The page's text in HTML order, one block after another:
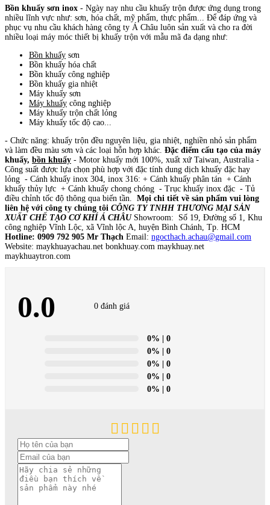
Bồn khuấy sơn inox - Ngày nay nhu cầu khuấy trộn được ứng dụng trong
nhiều lĩnh vực như: sơn, hóa chất, mỹ phẩm, thực phẩm... Để đáp ứng và
phục vụ nhu cầu khách hàng công ty Á Châu luôn sản xuất và cho ra đời
nhiều loại máy móc thiết bị khuấy trộn với mẫu mã đa dạng như:
Bồn khuấy sơn
Bồn khuấy hóa chất
Bồn khuấy công nghiệp
Bồn khuấy gia nhiệt
Máy khuấy sơn
Máy khuấy công nghiệp
Máy khuấy trộn chất lỏng
Máy khuấy tốc độ cao...
- Chức năng: khuấy trộn đều nguyên liệu, gia nhiệt, nghiền nhỏ sản phẩm
và làm đều màu sơn và các loại hỗn hợp khác. Đặc điểm cấu tạo của máy
khuấy, bồn khuấy - Motor khuấy mới 100%, xuất xứ Taiwan, Australia -
Công suất được lựa chọn phù hợp với đặc tính dung dịch khuấy đặc hay
lỏng - Cánh khuấy inox 304, inox 316: + Cánh khuấy phân tán + Cánh
khuấy thủy lực + Cánh khuấy chong chóng - Trục khuấy inox đặc - Tủ
điều chỉnh tốc độ thông qua biến tần.
Mọi chi tiết về sản phẩm vui lòng
liên hệ với công ty chúng tôi CÔNG TY TNHH THƯƠNG MẠI SẢN
XUẤT CHẾ TẠO CƠ KHÍ Á CHÂUShowroom: Số 19, Đường số 1, Khu
công nghiệp Vĩnh Lộc, xã Vĩnh lộc A, huyện Bình Chánh, Tp. HCM
Hotline: 0909 792 905 Mr Thạch Email: ngocthach.achau@gmail.com
Website: maykhuayachau.net bonkhuay.com maykhuay.net
maykhuaytron.com
0.0 0 đánh giá
0% | 0
0% | 0
0% | 0
0% | 0
0% | 0